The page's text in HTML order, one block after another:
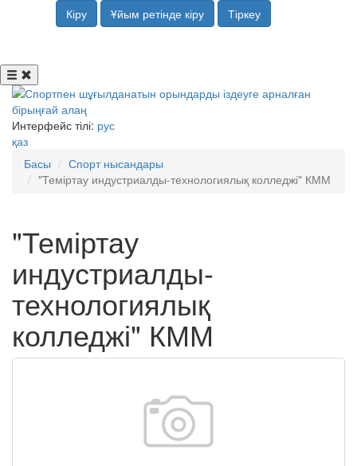
Кіру Ұйым ретінде кіру Тіркеу
Интерфейс тілі: рус
қаз
Басы
Спорт нысандары
"Теміртау индустриалды-технологиялық колледжі" КММ
"Теміртау
индустриалды-
технологиялық
колледжі" КММ